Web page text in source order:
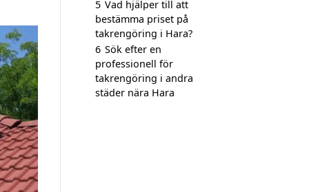
5 Vad hjälper till att
bestämma priset på
takrengöring i Hara?
6 Sök efter en
professionell för
takrengöring i andra
städer nära Hara